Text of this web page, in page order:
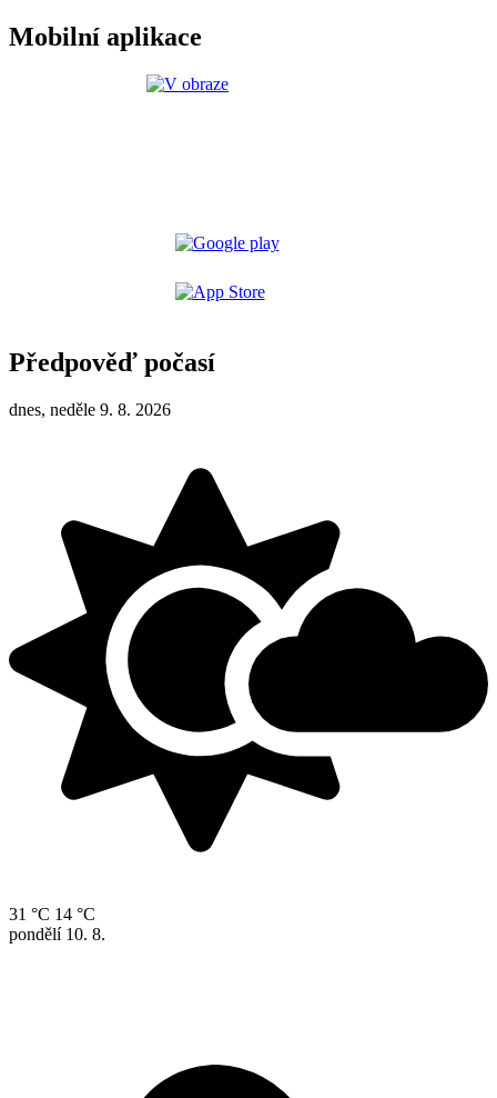
Mobilní aplikace
Předpověď počasí
dnes, neděle 9. 8. 2026
31 °C 14 °C
pondělí 10. 8.